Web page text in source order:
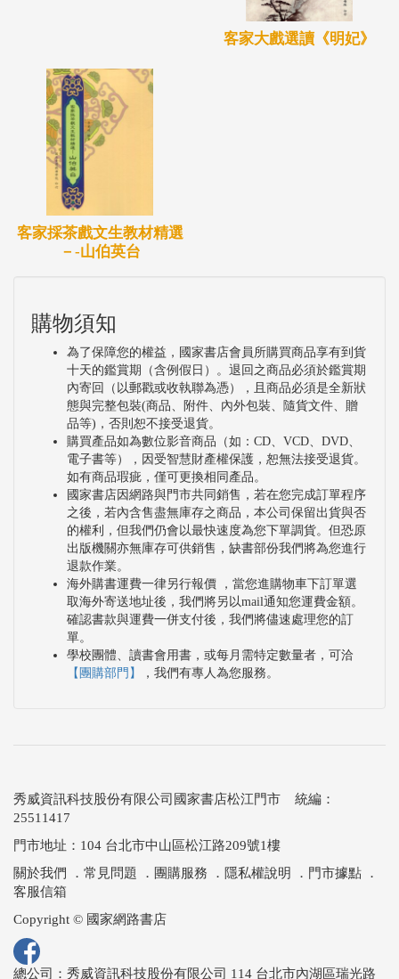
客家大戲選讀《明妃》
客家採茶戲文生教材精選
－-山伯英台
購物須知
為了保障您的權益，國家書店會員所購買商品享有到貨
十天的鑑賞期（含例假日）。退回之商品必須於鑑賞期
內寄回（以郵戳或收執聯為憑），且商品必須是全新狀
態與完整包裝(商品、附件、內外包裝、隨貨文件、贈
品等)，否則恕不接受退貨。
購買產品如為數位影音商品（如：CD、VCD、DVD、
電子書等），因受智慧財產權保護，恕無法接受退貨。
如有商品瑕疵，僅可更換相同產品。
國家書店因網路與門市共同銷售，若在您完成訂單程序
之後，若內含售盡無庫存之商品，本公司保留出貨與否
的權利，但我們仍會以最快速度為您下單調貨。但恐原
出版機關亦無庫存可供銷售，缺書部份我們將為您進行
退款作業。
海外購書運費一律另行報價 ，當您進購物車下訂單選
取海外寄送地址後，我們將另以mail通知您運費金額。
確認書款與運費一併支付後，我們將儘速處理您的訂
單。
學校團體、讀書會用書，或每月需特定數量者，可洽
【團購部門】
，我們有專人為您服務。
秀威資訊科技股份有限公司國家書店松江門市 統編：
25511417
門市地址：104 台北市中山區松江路209號1樓
關於我們
． 常見問題 ． 團購服務 ． 隱私權說明 ． 門市據點 ．
客服信箱
Copyright © 國家網路書店
總公司：秀威資訊科技股份有限公司 114 台北市內湖區瑞光路